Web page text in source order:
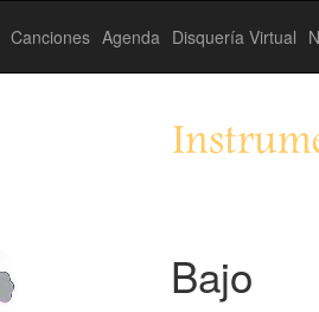
Canciones Agenda Disquería Virtual
Bajo